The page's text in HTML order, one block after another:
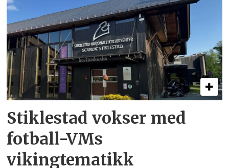
Stiklestad vokser med
fotball-VMs
vikingtematikk